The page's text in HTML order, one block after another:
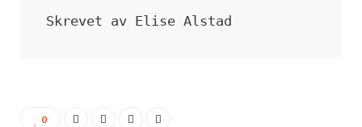
Skrevet av Elise Alstad
0